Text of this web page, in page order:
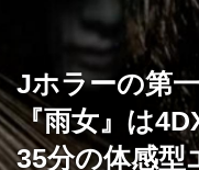
Jホラーの第
『雨女』は
35分の体感型